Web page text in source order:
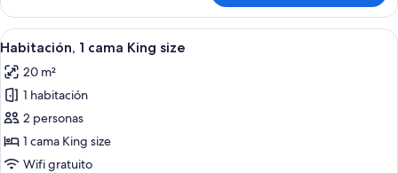
la
piscina
básica,
Varias
camas,
a
la
piscina
Ver
todas
las
fotos
de
Habitación,
1
Una habitación de hotel con una
14
Habitación, 1 cama King size
20 m²
1 habitación
2 personas
1 cama King size
Wifi gratuito